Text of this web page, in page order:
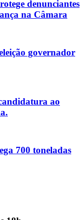
denunciantes
na Câmara
governador
ao
700 toneladas